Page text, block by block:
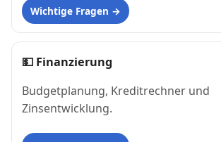
Wichtige Fragen
💵 Finanzierung
Budgetplanung, Kreditrechner und
Zinsentwicklung.